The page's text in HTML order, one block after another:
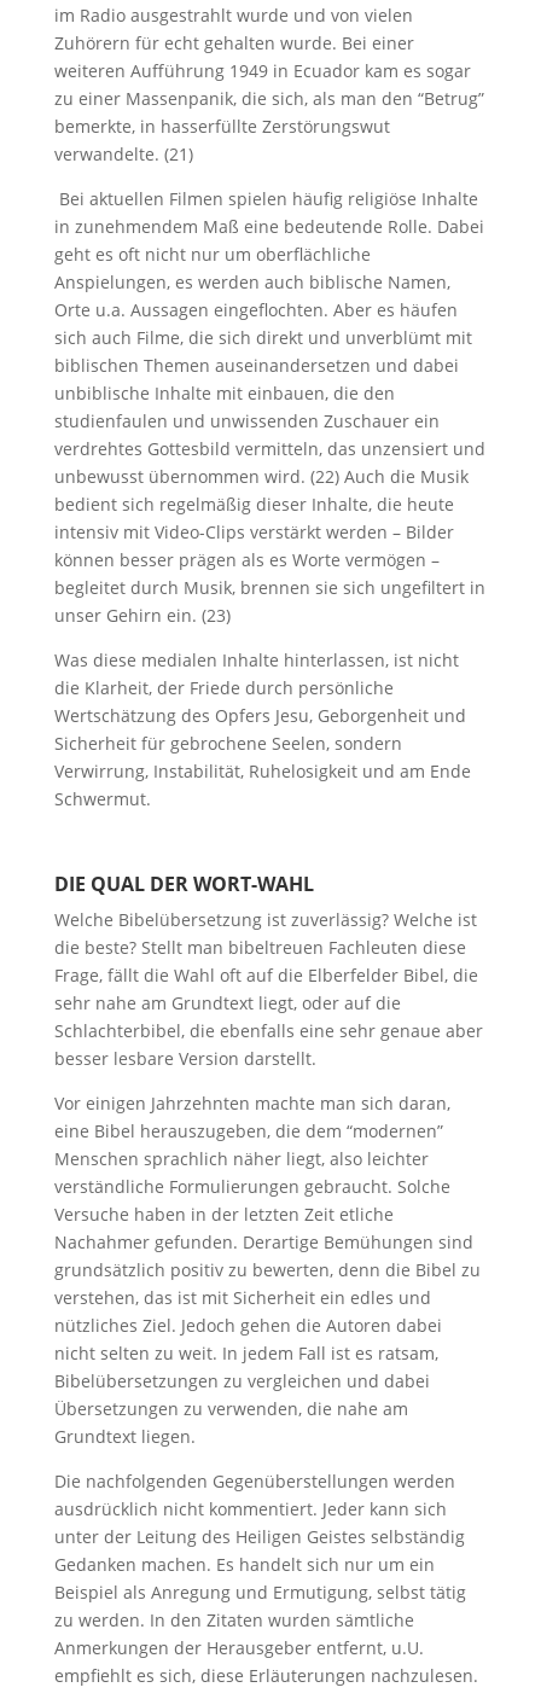
im Radio ausgestrahlt wurde und von vielen
Zuhörern für echt gehalten wurde. Bei einer
weiteren Aufführung 1949 in Ecuador kam es sogar
zu einer Massenpanik, die sich, als man den “Betrug”
bemerkte, in hasserfüllte Zerstörungswut
verwandelte. (21)
Bei aktuellen Filmen spielen häufig religiöse Inhalte
in zunehmendem Maß eine bedeutende Rolle. Dabei
geht es oft nicht nur um oberflächliche
Anspielungen, es werden auch biblische Namen,
Orte u.a. Aussagen eingeflochten. Aber es häufen
sich auch Filme, die sich direkt und unverblümt mit
biblischen Themen auseinandersetzen und dabei
unbiblische Inhalte mit einbauen, die den
studienfaulen und unwissenden Zuschauer ein
verdrehtes Gottesbild vermitteln, das unzensiert und
unbewusst übernommen wird. (22) Auch die Musik
bedient sich regelmäßig dieser Inhalte, die heute
intensiv mit Video-Clips verstärkt werden – Bilder
können besser prägen als es Worte vermögen –
begleitet durch Musik, brennen sie sich ungefiltert in
unser Gehirn ein. (23)
Was diese medialen Inhalte hinterlassen, ist nicht
die Klarheit, der Friede durch persönliche
Wertschätzung des Opfers Jesu, Geborgenheit und
Sicherheit für gebrochene Seelen, sondern
Verwirrung, Instabilität, Ruhelosigkeit und am Ende
Schwermut.
DIE QUAL DER WORT-WAHL
Welche Bibelübersetzung ist zuverlässig? Welche ist
die beste? Stellt man bibeltreuen Fachleuten diese
Frage, fällt die Wahl oft auf die Elberfelder Bibel, die
sehr nahe am Grundtext liegt, oder auf die
Schlachterbibel, die ebenfalls eine sehr genaue aber
besser lesbare Version darstellt.
Vor einigen Jahrzehnten machte man sich daran,
eine Bibel herauszugeben, die dem “modernen”
Menschen sprachlich näher liegt, also leichter
verständliche Formulierungen gebraucht. Solche
Versuche haben in der letzten Zeit etliche
Nachahmer gefunden. Derartige Bemühungen sind
grundsätzlich positiv zu bewerten, denn die Bibel zu
verstehen, das ist mit Sicherheit ein edles und
nützliches Ziel. Jedoch gehen die Autoren dabei
nicht selten zu weit. In jedem Fall ist es ratsam,
Bibelübersetzungen zu vergleichen und dabei
Übersetzungen zu verwenden, die nahe am
Grundtext liegen.
Die nachfolgenden Gegenüberstellungen werden
ausdrücklich nicht kommentiert. Jeder kann sich
unter der Leitung des Heiligen Geistes selbständig
Gedanken machen. Es handelt sich nur um ein
Beispiel als Anregung und Ermutigung, selbst tätig
zu werden. In den Zitaten wurden sämtliche
Anmerkungen der Herausgeber entfernt, u.U.
empfiehlt es sich, diese Erläuterungen nachzulesen.